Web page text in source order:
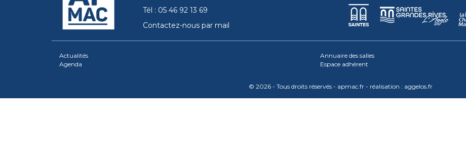
Tél : 05 46 92 13 69
Contactez-nous par mail
Actualités
Agenda
Annuaire des salles
Espace adhérent
© 2026 - Tous droits réservés - apmac.fr - réalisation : aggelos.fr